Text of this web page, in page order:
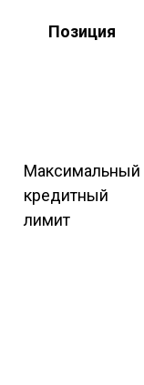
Позиция
Максимальный
кредитный
лимит